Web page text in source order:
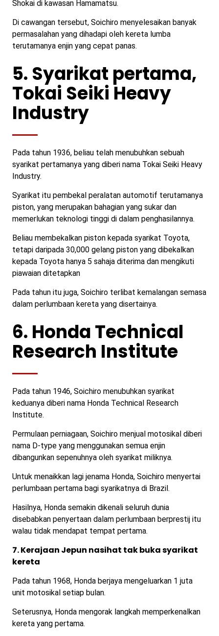
Shokai di kawasan Hamamatsu.
Di cawangan tersebut, Soichiro menyelesaikan banyak
permasalahan yang dihadapi oleh kereta lumba
terutamanya enjin yang cepat panas.
5. Syarikat pertama,
Tokai Seiki Heavy
Industry
Pada tahun 1936, beliau telah menubuhkan sebuah
syarikat pertamanya yang diberi nama Tokai Seiki Heavy
Industry.
Syarikat itu pembekal peralatan automotif terutamanya
piston, yang merupakan bahagian yang sukar dan
memerlukan teknologi tinggi di dalam penghasilannya.
Beliau membekalkan piston kepada syarikat Toyota,
tetapi daripada 30,000 gelang piston yang dibekalkan
kepada Toyota hanya 5 sahaja diterima dan mengikuti
piawaian ditetapkan
Pada tahun itu juga, Soichiro terlibat kemalangan semasa
dalam perlumbaan kereta yang disertainya.
6. Honda Technical
Research Institute
Pada tahun 1946, Soichiro menubuhkan syarikat
keduanya diberi nama Honda Technical Research
Institute.
Permulaan perniagaan, Soichiro menjual motosikal diberi
nama D-type yang menggunakan semua enjin
dibangunkan sepenuhnya oleh syarikat miliknya.
Untuk menaikkan lagi jenama Honda, Soichiro menyertai
perlumbaan pertama bagi syarikatnya di Brazil.
Hasilnya, Honda semakin dikenali seluruh dunia
disebabkan penyertaan dalam perlumbaan berprestij itu
walau tidak mendapat tempat pertama.
7. Kerajaan Jepun nasihat tak buka syarikat
kereta
Pada tahun 1968, Honda berjaya mengeluarkan 1 juta
unit motosikal setiap bulan.
Seterusnya, Honda mengorak langkah memperkenalkan
kereta yang pertama.